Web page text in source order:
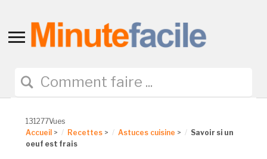
Toggle
navigation
131277Vues
Accueil > Recettes > Astuces cuisine >
Savoir si un
oeuf est frais